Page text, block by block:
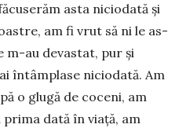
asta niciodată și
am fi vrut să ni le as­
m-au devastat, pur și
întâmplase niciodată. Am
o glugă de co­ceni, am
dată în viață, am